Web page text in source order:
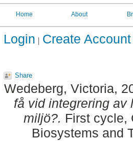
Home About
Login Create Account
Share
Wedeberg, Victoria,
få vid integrering av
miljö?. First cycle,
Biosystems and